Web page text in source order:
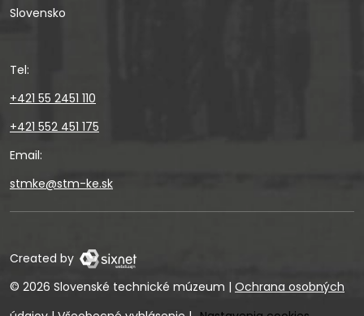
Slovensko
Tel:
+421 55 2451 110
+421 552 451 175
Email:
stmke@stm-ke.sk
Created by
© 2026 Slovenské technické múzeum | Ochrana osobných